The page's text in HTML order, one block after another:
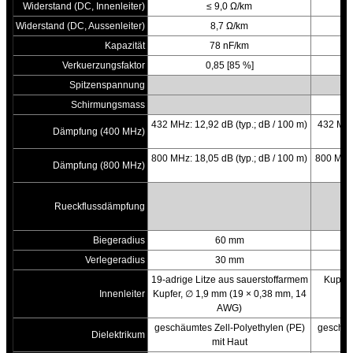
Widerstand (DC, Innenleiter)
≤ 9,0 Ω/km
Widerstand (DC, Aussenleiter)
8,7 Ω/km
Kapazität
78 nF/km
Verkuerzungsfaktor
0,85 [85 %]
Spitzenspannung
Schirmungsmass
Dämpfung (400 MHz)
432 MHz: 12,92 dB (typ.; dB / 100 m) 432
Dämpfung (800 MHz)
800 MHz: 18,05 dB (typ.; dB / 100 m) 800
Rueckflussdämpfung
Biegeradius
60 mm
Verlegeradius
30 mm
Innenleiter
19-adrige Litze aus sauerstoffarmem
Kupfer, ∅ 1,9 mm (19 × 0,38 mm, 14
AWG)
Dielektrikum
geschäumtes Zell-Polyethylen (PE)
mit Haut